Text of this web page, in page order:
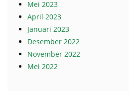
Mei 2023
April 2023
Januari 2023
Desember 2022
November 2022
Mei 2022